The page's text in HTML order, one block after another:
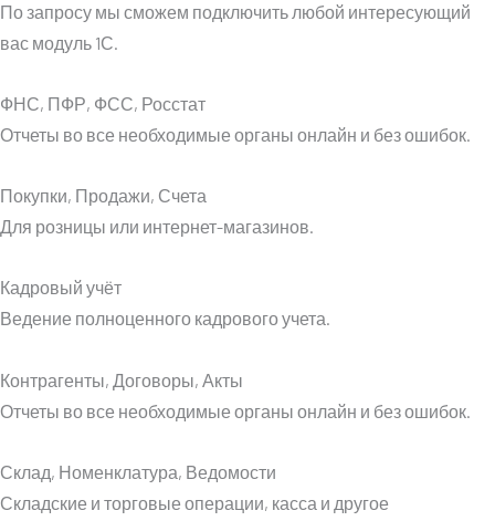
По запросу мы сможем подключить любой интересующий
вас модуль 1С.
ФНС, ПФР, ФСС, Росстат​
Отчеты во все необходимые органы онлайн и без ошибок.
Покупки, Продажи, Счета​
Для розницы или интернет-магазинов.
Кадровый учёт​
Ведение полноценного кадрового учета.
Контрагенты, Договоры, Акты​
Отчеты во все необходимые органы онлайн и без ошибок.
Склад, Номенклатура, Ведомости​
Складские и торговые операции, касса и другое